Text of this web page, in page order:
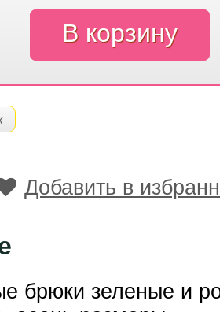
Добавить в
брюки зеленые и